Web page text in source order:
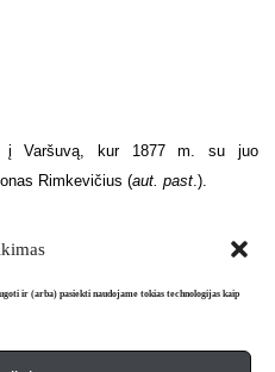
ir (arba) pasiekti naudojame tokias technologijas kaip
į Varšuvą, kur 1877 m. su juo
Rimkevičius (aut. past .).